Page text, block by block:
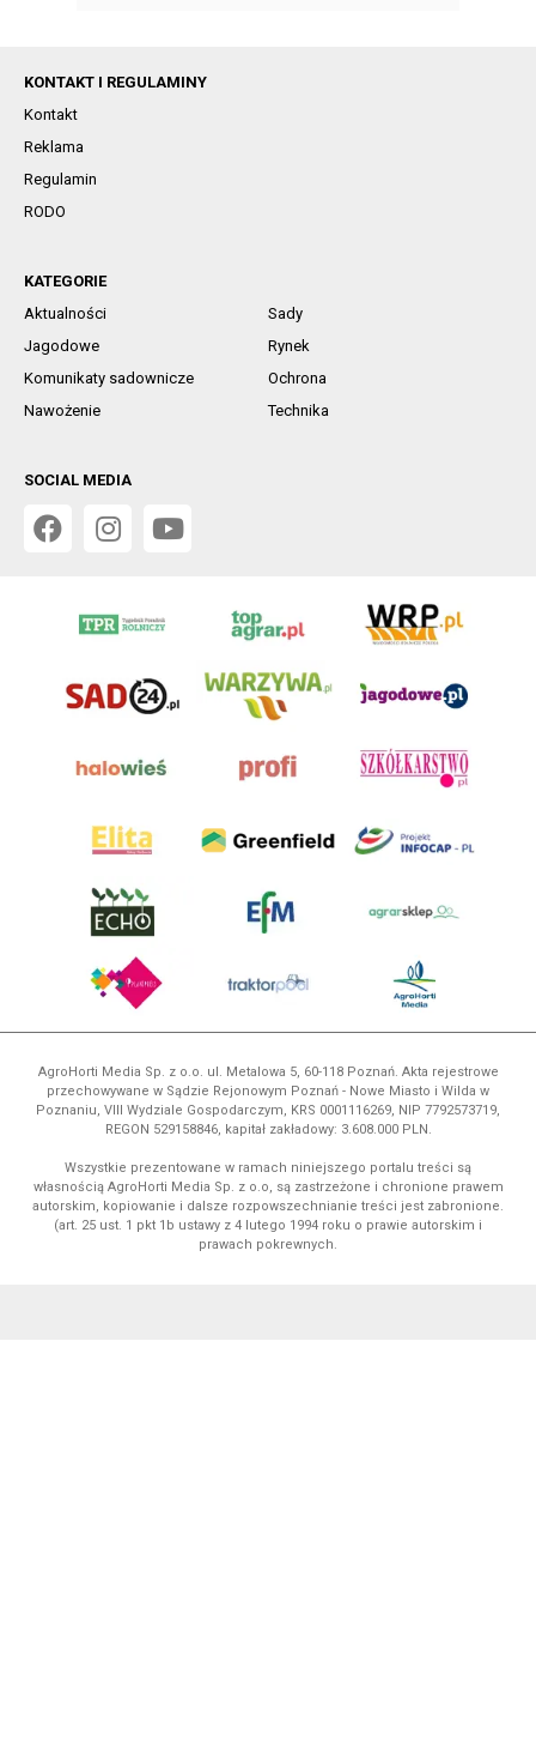
KONTAKT I REGULAMINY
Kontakt
Reklama
Regulamin
RODO
KATEGORIE
Aktualności
Sady
Jagodowe
Rynek
Komunikaty sadownicze
Ochrona
Nawożenie
Technika
SOCIAL MEDIA
AgroHorti Media Sp. z o.o. ul. Metalowa 5, 60-118 Poznań. Akta rejestrowe
przechowywane w Sądzie Rejonowym Poznań - Nowe Miasto i Wilda w
Poznaniu, VIII Wydziale Gospodarczym, KRS 0001116269, NIP 7792573719,
REGON 529158846, kapitał zakładowy: 3.608.000 PLN.
Wszystkie prezentowane w ramach niniejszego portalu treści są
własnością AgroHorti Media Sp. z o.o, są zastrzeżone i chronione prawem
autorskim, kopiowanie i dalsze rozpowszechnianie treści jest zabronione.
(art. 25 ust. 1 pkt 1b ustawy z 4 lutego 1994 roku o prawie autorskim i
prawach pokrewnych.